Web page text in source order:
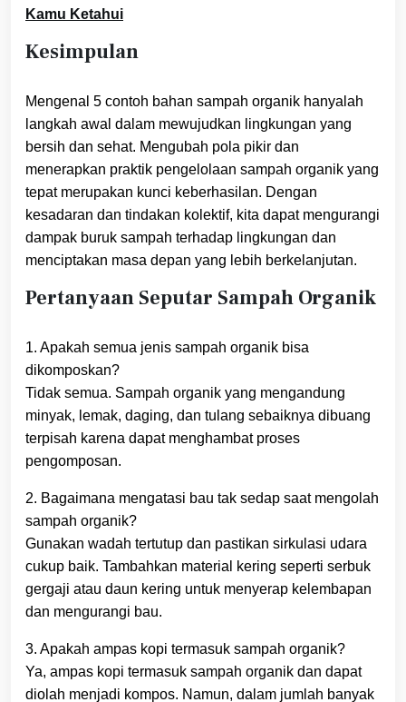
Kamu Ketahui
Kesimpulan
Mengenal 5 contoh bahan sampah organik hanyalah
langkah awal dalam mewujudkan lingkungan yang
bersih dan sehat. Mengubah pola pikir dan
menerapkan praktik pengelolaan sampah organik yang
tepat merupakan kunci keberhasilan. Dengan
kesadaran dan tindakan kolektif, kita dapat mengurangi
dampak buruk sampah terhadap lingkungan dan
menciptakan masa depan yang lebih berkelanjutan.
Pertanyaan Seputar Sampah Organik
1. Apakah semua jenis sampah organik bisa
dikomposkan?
Tidak semua. Sampah organik yang mengandung
minyak, lemak, daging, dan tulang sebaiknya dibuang
terpisah karena dapat menghambat proses
pengomposan.
2. Bagaimana mengatasi bau tak sedap saat mengolah
sampah organik?
Gunakan wadah tertutup dan pastikan sirkulasi udara
cukup baik. Tambahkan material kering seperti serbuk
gergaji atau daun kering untuk menyerap kelembapan
dan mengurangi bau.
3. Apakah ampas kopi termasuk sampah organik?
Ya, ampas kopi termasuk sampah organik dan dapat
diolah menjadi kompos. Namun, dalam jumlah banyak